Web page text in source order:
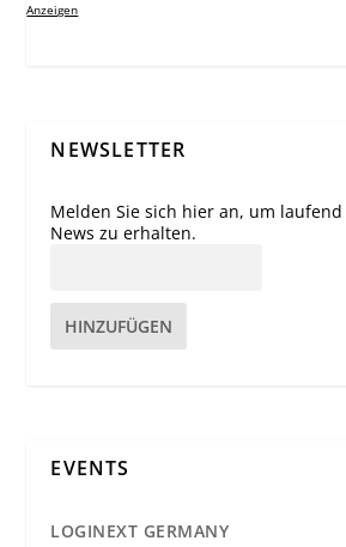
Anzeigen
NEWSLETTER
Melden Sie sich hier an, um
News zu erhalten.
HINZUFÜGEN
EVENTS
LOGINEXT GERMANY